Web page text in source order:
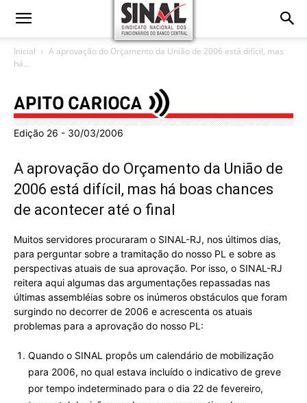
Inicial
A aprovação do Orçamento da União de 2006 está difícil, mas
há...
Edição 26 - 30/03/2006
A aprovação do Orçamento da União de
2006 está difícil, mas há boas chances
de acontecer até o final
Muitos servidores procuraram o SINAL-RJ, nos últimos dias,
para perguntar sobre a tramitação do nosso PL e sobre as
perspectivas atuais de sua aprovação. Por isso, o SINAL-RJ
reitera aqui algumas das argumentações repassadas nas
últimas assembléias sobre os inúmeros obstáculos que foram
surgindo no decorrer de 2006 e acrescenta os atuais
problemas para a aprovação do nosso PL:
Quando o SINAL propôs um calendário de mobilização
para 2006, no qual estava incluído o indicativo de greve
por tempo indeterminado para o dia 22 de fevereiro,